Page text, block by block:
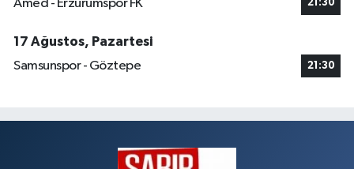
Amed - Erzurumspor FK 21:30
17 Ağustos, Pazartesi
Samsunspor - Göztepe
21:30